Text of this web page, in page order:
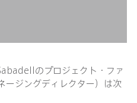
のプロジェクト・ファ
ージングディレクター）は次